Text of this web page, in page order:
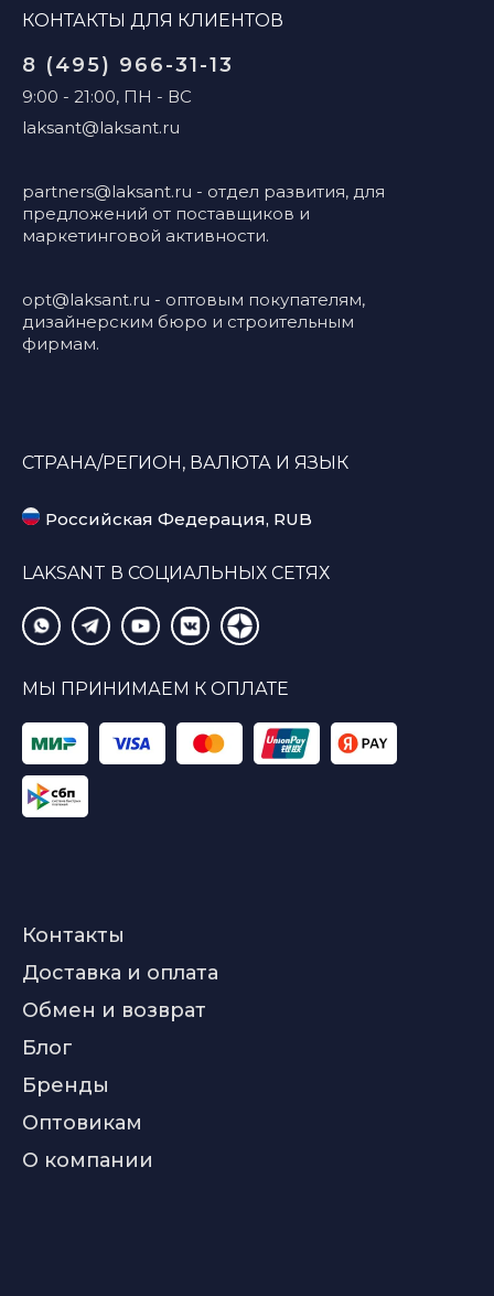
КОНТАКТЫ ДЛЯ КЛИЕНТОВ
8 (495) 966-31-13
9:00 - 21:00, ПН - ВС
laksant@laksant.ru
partners@laksant.ru - отдел развития, для
предложений от поставщиков и
маркетинговой активности.
opt@laksant.ru - оптовым покупателям,
дизайнерским бюро и строительным
фирмам.
СТРАНА/РЕГИОН, ВАЛЮТА И ЯЗЫК
Российская Федерация, RUB
LAKSANT В СОЦИАЛЬНЫХ СЕТЯХ
МЫ ПРИНИМАЕМ К ОПЛАТЕ
Контакты
Доставка и оплата
Обмен и возврат
Блог
Бренды
Оптовикам
О компании